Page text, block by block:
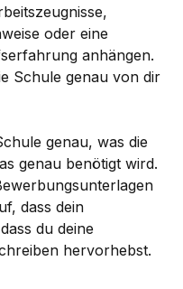
oder eine
anhängen.
Schule genau von dir
genau, was die
genau benötigt wird.
dass dein
du deine
hervorhebst.